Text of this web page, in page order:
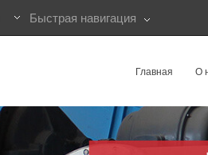
Быстрая навигация
О
Главная